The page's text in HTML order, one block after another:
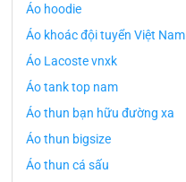
Áo hoodie
Áo khoác đội tuyển Việt Nam
Áo Lacoste vnxk
Áo tank top nam
Áo thun bạn hữu đường xa
Áo thun bigsize
Áo thun cá sấu